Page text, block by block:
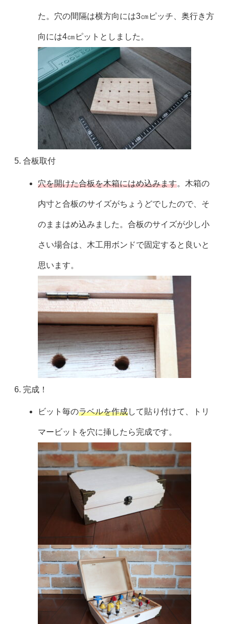
た。穴の間隔は横方向には3㎝ピッチ、奥行き方
向には4㎝ピットとしました。
合板取付
穴を開けた合板を木箱にはめ込みます。木箱の
内寸と合板のサイズがちょうどでしたので、そ
のままはめ込みました。合板のサイズが少し小
さい場合は、木工用ボンドで固定すると良いと
思います。
完成！
ビット毎のラベルを作成して貼り付けて、トリ
マービットを穴に挿したら完成です。